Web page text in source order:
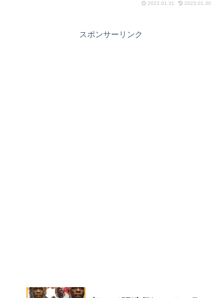
2022.01.31 2023.01.30
スポンサーリンク